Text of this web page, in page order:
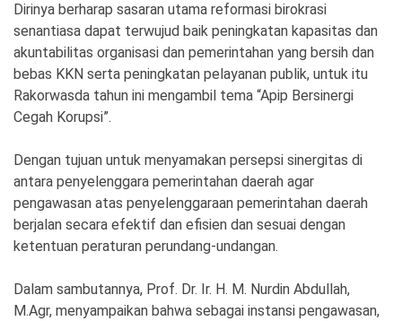
Dirinya berharap sasaran utama reformasi birokrasi
senantiasa dapat terwujud baik peningkatan kapasitas dan
akuntabilitas organisasi dan pemerintahan yang bersih dan
bebas KKN serta peningkatan pelayanan publik, untuk itu
Rakorwasda tahun ini mengambil tema “Apip Bersinergi
Cegah Korupsi”.
Dengan tujuan untuk menyamakan persepsi sinergitas di
antara penyelenggara pemerintahan daerah agar
pengawasan atas penyelenggaraan pemerintahan daerah
berjalan secara efektif dan efisien dan sesuai dengan
ketentuan peraturan perundang-undangan.
Dalam sambutannya, Prof. Dr. Ir. H. M. Nurdin Abdullah,
M.Agr, menyampaikan bahwa sebagai instansi pengawasan,